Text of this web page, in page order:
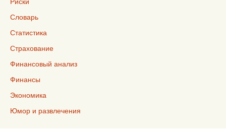
Словарь
Статистика
Страхование
Финансовый анализ
Финансы
Экономика
Юмор и развлечения